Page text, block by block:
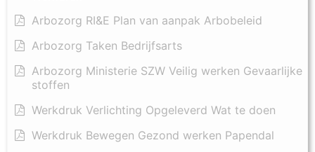
Arbozorg RI&E Plan van aanpak Arbobeleid
Arbozorg Taken Bedrijfsarts
Arbozorg Ministerie SZW Veilig werken Gevaarlijke
stoffen
Werkdruk Verlichting Opgeleverd Wat te doen
Werkdruk Bewegen Gezond werken Papendal